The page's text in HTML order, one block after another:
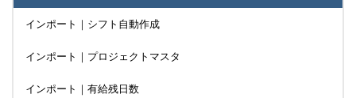
インポート｜シフト自動作成
インポート｜プロジェクトマスタ
インポート｜有給残日数